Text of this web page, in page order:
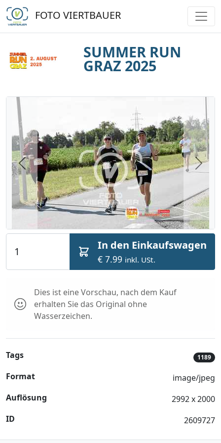
FOTO VIERTBAUER
SUMMER RUN
GRAZ 2025
Previous Next
In den Einkaufswagen
€ 7.99 inkl. USt.
Dies ist eine Vorschau, nach dem Kauf
erhalten Sie das Original ohne
Wasserzeichen.
Tags 1189
Format
image/jpeg
Auflösung
2992 x 2000
ID
2609727